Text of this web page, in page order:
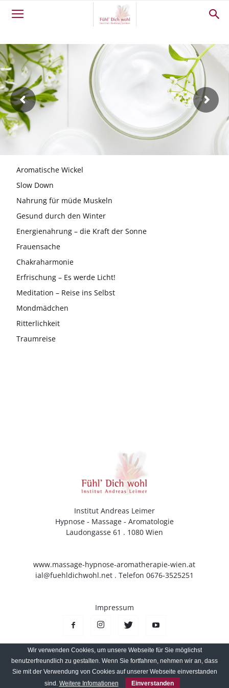
Aromatische Wickel
Slow Down
Nahrung für müde Muskeln
Gesund durch den Winter
Energienahrung – die Kraft der Sonne
Frauensache
Chakraharmonie
Erfrischung – Es werde Licht!
Meditation – Reise ins Selbst
Mondmädchen
Ritterlichkeit
Traumreise
Institut Andreas Leimer
Hypnose - Massage - Aromatologie
Laudongasse 61 . 1080 Wien
www.massage-hypnose-aromatherapie-wien.at
ial@fuehldichwohl.net. Telefon 0676-3525251
Impressum
© Copyright Newspaper WordPress Theme by TagDiv
Wir verwenden Cookies, um unsere Webseite für Sie möglichst
benutzerfreundlich zu gestalten. Wenn Sie fortfahren, nehmen wir an, dass
Sie mit der Verwendung von Cookies auf unserer Webseite einverstanden
sind. Weitere Infomationen Einverstanden